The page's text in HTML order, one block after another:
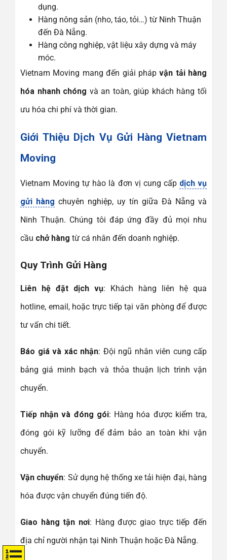
dụng.
Hàng nông sản (nho, táo, tỏi…) từ Ninh Thuận
đến Đà Nẵng.
Hàng công nghiệp, vật liệu xây dựng và máy
móc.
Vietnam Moving mang đến giải phápvận tải hàng
hóa nhanh chóng và an toàn, giúp khách hàng tối
ưu hóa chi phí và thời gian.
Giới Thiệu Dịch Vụ Gửi Hàng Vietnam
Moving
Vietnam Moving tự hào là đơn vị cung cấp dịch vụ
gửi hàng chuyên nghiệp, uy tín giữa Đà Nẵng và
Ninh Thuận. Chúng tôi đáp ứng đầy đủ mọi nhu
cầu chở hàng từ cá nhân đến doanh nghiệp.
Quy Trình Gửi Hàng
Liên hệ đặt dịch vụ: Khách hàng liên hệ qua
hotline, email, hoặc trực tiếp tại văn phòng để được
tư vấn chi tiết.
Báo giá và xác nhận: Đội ngũ nhân viên cung cấp
bảng giá minh bạch và thỏa thuận lịch trình vận
chuyển.
Tiếp nhận và đóng gói: Hàng hóa được kiểm tra,
đóng gói kỹ lưỡng để đảm bảo an toàn khi vận
chuyển.
Vận chuyển: Sử dụng hệ thống xe tải hiện đại, hàng
hóa được vận chuyển đúng tiến độ.
Giao hàng tận nơi: Hàng được giao trực tiếp đến
địa chỉ người nhận tại Ninh Thuận hoặc Đà Nẵng.